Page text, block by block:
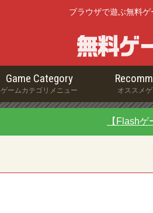
ブラウザで遊ぶ無料
Game Category
ゲームカテゴリメニュー オススメ
【Flash